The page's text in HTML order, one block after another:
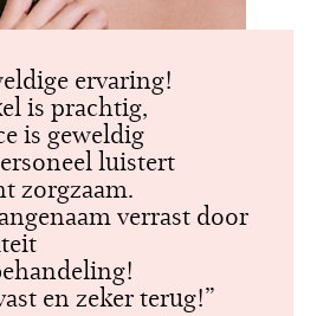
ervaring!
is prachtig,
is geweldig
luistert
zorgzaam.
verrast door
en zeker terug!”